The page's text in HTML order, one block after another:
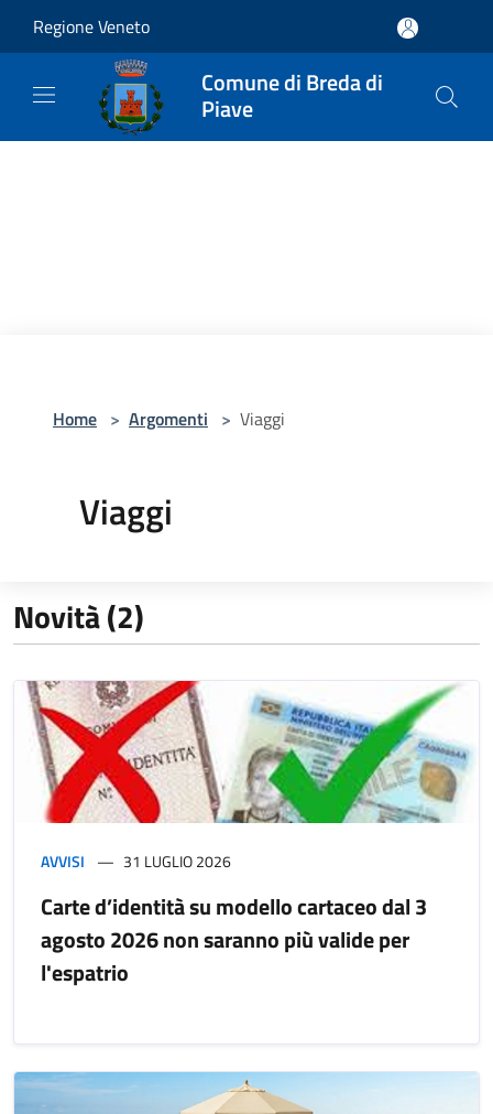
Regione Veneto
Comune di Breda di
Piave
Home > Argomenti > Viaggi
Viaggi
Novità (2)
AVVISI 31 LUGLIO 2026
Carte d’identità su modello cartaceo dal 3
agosto 2026 non saranno più valide per
l'espatrio